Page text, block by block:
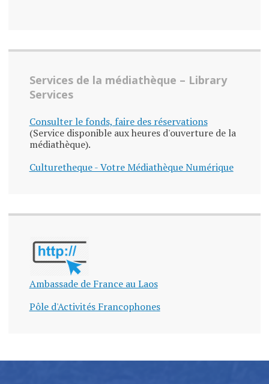
Services de la médiathèque – Library
Services
Consulter le fonds, faire des réservations
(Service disponible aux heures d'ouverture de la
médiathèque).
Culturetheque - Votre Médiathèque Numérique
Ambassade de France au Laos
Pôle d'Activités Francophones